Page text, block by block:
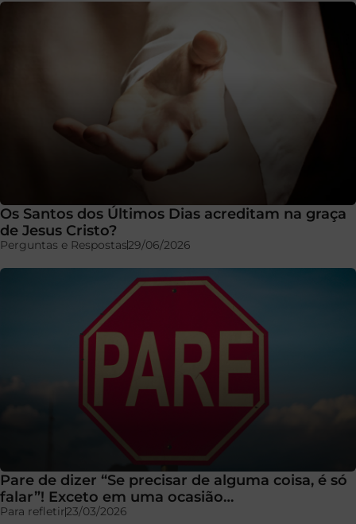
Os Santos dos Últimos Dias acreditam na graça
de Jesus Cristo?
Perguntas e Respostas29/06/2026
Pare de dizer “Se precisar de alguma coisa, é só
falar”! Exceto em uma ocasião…
Para refletir23/03/2026